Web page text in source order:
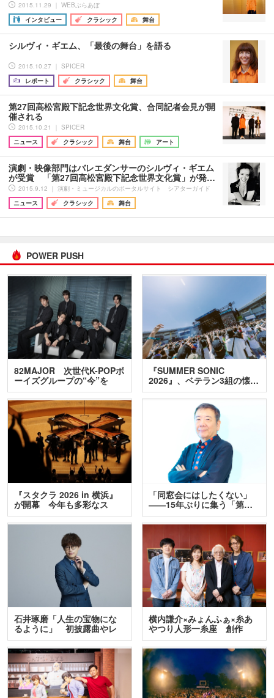
2015.11.29 ｜ WEBぶらあぼ
インタビュー
クラシック 舞台
シルヴィ・ギエム、「最後の舞台」を語る
2015.10.27 ｜ SPICER
レポート
クラシック 舞台
第27回高松宮殿下記念世界文化賞、合同記者会見が開
催される
2015.10.21 ｜ SPICER
ニュース
クラシック 舞台 アート
演劇・映像部門はバレエダンサーのシルヴィ・ギエム
が受賞 「第27回高松宮殿下記念世界文化賞」が発…
2015.9.12 ｜ 演劇・ミュージカルのポータルサイト シアターガイド
ニュース
クラシック 舞台
POWER PUSH
82MAJOR 次世代K-POPボ
ーイズグループの“今”を
訊…
『SUMMER SONIC
2026』、ベテラン3組の懐…
『スタクラ 2026 in 横浜』
が開幕 今年も多彩なス
テ…
「同窓会にはしたくない」
――15年ぶりに集う「第…
石井琢磨「人生の宝物にな
るように」 初披露曲やレ
ア…
横内謙介×みょんふぁ×糸あ
やつり人形一糸座 創作
人…